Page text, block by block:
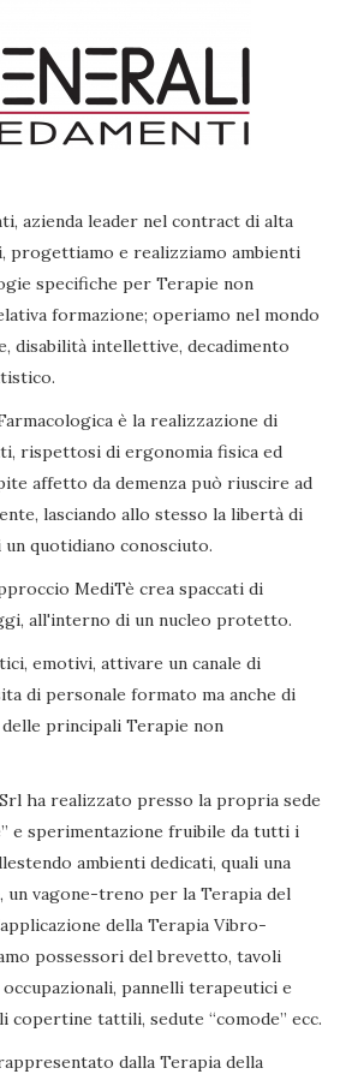
azienda leader nel contract di alta
progettiamo e realizziamo ambienti
specifiche per Terapie non
formazione; operiamo nel mondo
disabilità intellettive, decadimento
è la realizzazione di
rispettosi di ergonomia fisica ed
affetto da demenza può riuscire ad
lasciando allo stesso la libertà di
quotidiano conosciuto.
MediTè crea spaccati di
all'interno di un nucleo protetto.
emotivi, attivare un canale di
di personale formato ma anche di
principali Terapie non
ha realizzato presso la propria sede
e sperimentazione fruibile da tutti i
ambienti dedicati, quali una
un vagone-treno per la Terapia del
della Terapia Vibro-
possessori del brevetto, tavoli
pannelli terapeutici e
copertine tattili, sedute “comode” ecc.
dalla Terapia della